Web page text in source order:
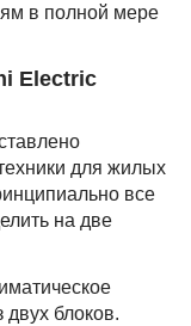
в полной мере
Electric
для жилых
все
на две
двух блоков.